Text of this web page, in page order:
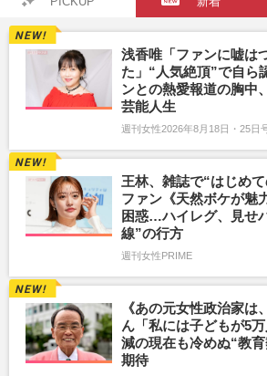
浅香唯「ファンに嘘は
た」“人気絶頂”で自ら
ンとの熱愛報道の胸中
芸能人生
週刊女性2026年8月18日・25日
王林、雑誌で“はじめ
ファン《天然ボケが魅
困惑…ハイレグ、見せ
線”の行方
週刊女性PRIME
《あの元女性政治家は
ん「私には子どもが5
減の現在も冷めぬ“教
期待